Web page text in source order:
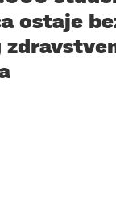
ostaje